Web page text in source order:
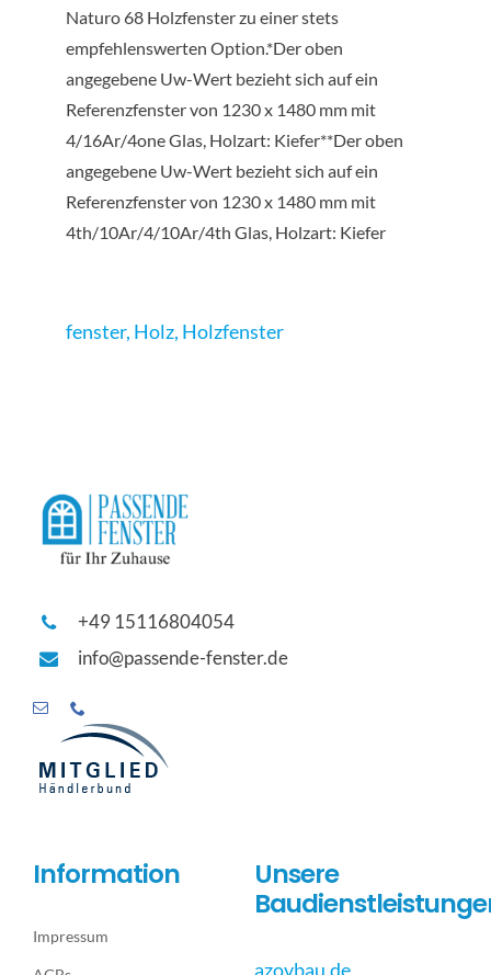
Naturo 68 Holzfenster zu einer stets
empfehlenswerten Option.*Der oben
angegebene Uw-Wert bezieht sich auf ein
Referenzfenster von 1230 x 1480 mm mit
4/16Ar/4one Glas, Holzart: Kiefer**Der oben
angegebene Uw-Wert bezieht sich auf ein
Referenzfenster von 1230 x 1480 mm mit
4th/10Ar/4/10Ar/4th Glas, Holzart: Kiefer
fenster, Holz, Holzfenster
+49 15116804054
info@passende-fenster.de
Information
Impressum
Unsere
azovbau.de